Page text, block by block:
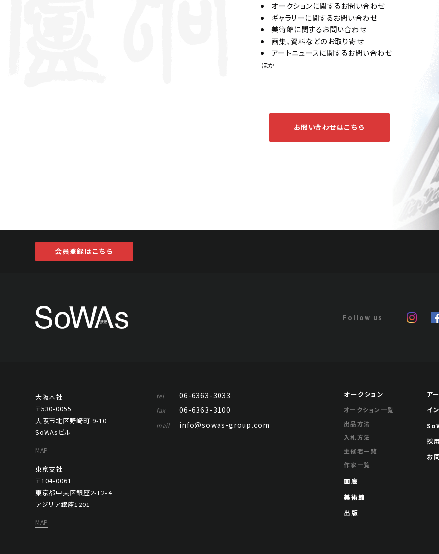
オークションに関するお問い合わせ
ギャラリーに関するお問い合わせ
美術館に関するお問い合わせ
画集、資料などのお取り寄せ
アートニュースに関するお問い合わせ
ほか
お問い合わせはこちら
会員登録はこちら
大阪本社
〒530-0055
大阪市北区野崎町 9-10
SoWAsビル
MAP
東京支社
〒104-0061
東京都中央区銀座2-12-4
アジリア銀座1201
MAP
tel 06-6363-3033
fax 06-6363-3100
mail info@sowas-group.com
オークション
オークション一覧
出品方法
入札方法
主催者一覧
作家一覧
画廊
美術館
出版
ア
イ
採
お